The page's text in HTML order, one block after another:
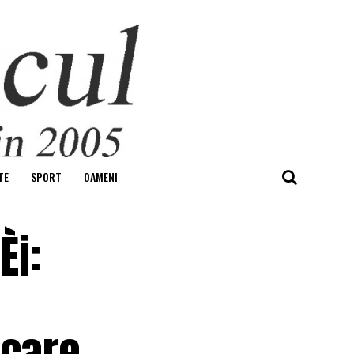
SPORT OAMENI